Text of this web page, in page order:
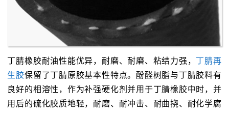
丁腈橡胶耐油性能优异，耐磨、耐磨、粘结力强， 丁腈再
生胶保留了丁腈原胶基本性特点。酚醛树脂与丁腈胶料有
良好的相溶性，作为补强硬化剂并用于丁腈橡胶中时，并
用后的硫化胶质地轻，耐磨、耐冲击、耐曲挠、耐化学腐